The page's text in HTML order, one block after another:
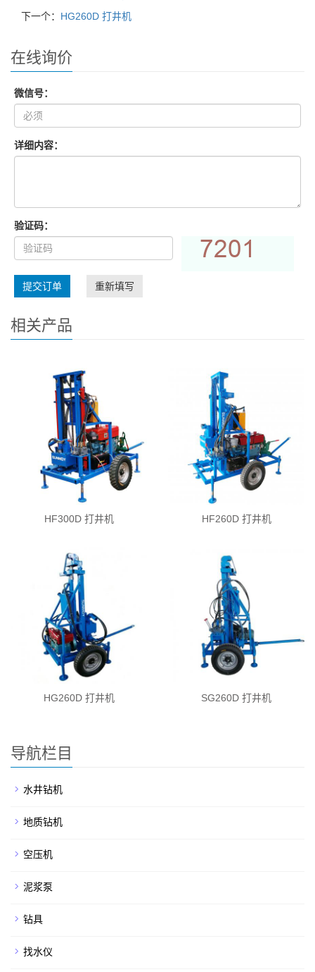
下一个： HG260D 打井机
在线询价
微信号：
详细内容：
验证码：
提交订单 重新填写
相关产品
HF300D 打井机 HF260D 打井机
HG260D 打井机 SG260D 打井机
导航栏目
水井钻机
地质钻机
空压机
泥浆泵
钻具
找水仪